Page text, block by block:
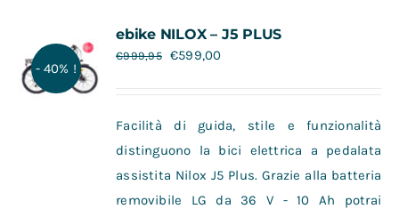
- 40% !
ebike NILOX – J5 PLUS
€999,95 €599,00
Facilità di guida, stile e funzionalità
distinguono la bici elettrica a pedalata
assistita Nilox J5 Plus. Grazie alla batteria
removibile LG da 36 V - 10 Ah potrai